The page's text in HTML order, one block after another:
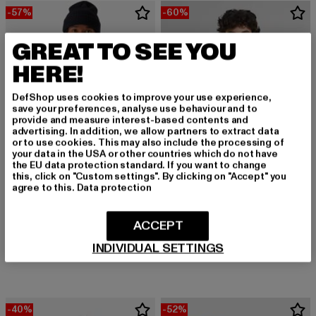
-57%
Derzeitiger Preis: 43,00 EUR
99,99 EURAktionspreis: 99,99 EUR
-60%
URBAN CLASSICS
Ladies Shearling
28,00 EUR
Derzeitiger Preis: 28,00 EUR
-40% -52%
GREAT TO SEE YOU
HERE!
DefShop uses cookies to improve your use experience,
save your preferences, analyse use behaviour and to
provide and measure interest-based contents and
advertising. In addition, we allow partners to extract data
or to use cookies. This may also include the processing of
your data in the USA or other countries which do not have
the EU data protection standard. If you want to change
this, click on "Custom settings". By clicking on "Accept" you
agree to this. Data protection
INDIVIDUAL SETTINGS
ACCEPT